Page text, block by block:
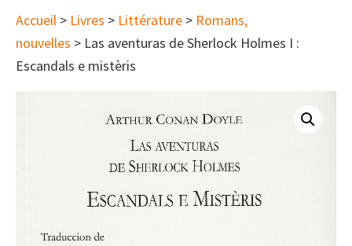
Accueil > Livres > Littérature > Romans,
nouvelles > Las aventuras de Sherlock Holmes I :
Escandals e mistèris